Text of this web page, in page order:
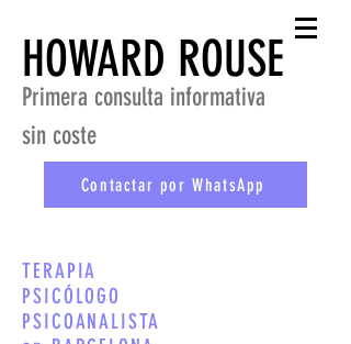
HOWARD ROUSE
Primera consulta informativa
sin coste
Contactar por WhatsApp
TERAPIA
PSICÓLOGO
PSICOANALISTA